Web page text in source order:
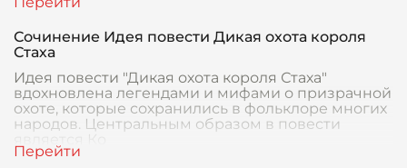
Сочинение Идея повести Дикая охота короля
Стаха
Идея повести "Дикая охота короля Стаха"
вдохновлена легендами и мифами о призрачной
охоте, которые сохранились в фольклоре многих
народов. Центральным образом в повести
является Ко